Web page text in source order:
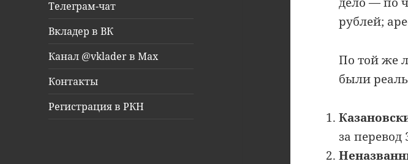
Телеграм-чат
Вкладер в ВК
Канал @vklader в Max
Контакты
Регистрация в РКН
рублей;
По той же
были
за перевод